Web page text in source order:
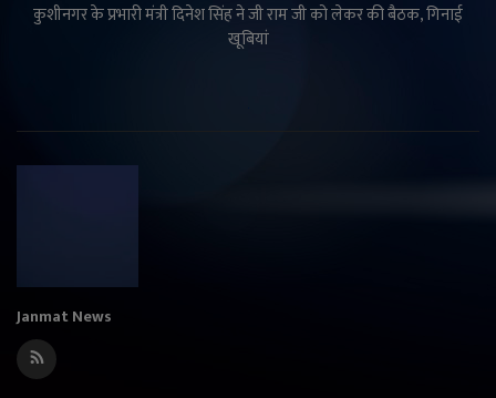
कुशीनगर के प्रभारी मंत्री दिनेश सिंह ने जी राम जी को लेकर की बैठक, गिनाई
खूबियां
Janmat News